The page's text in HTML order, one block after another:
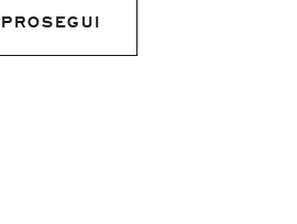
PROSEGUI